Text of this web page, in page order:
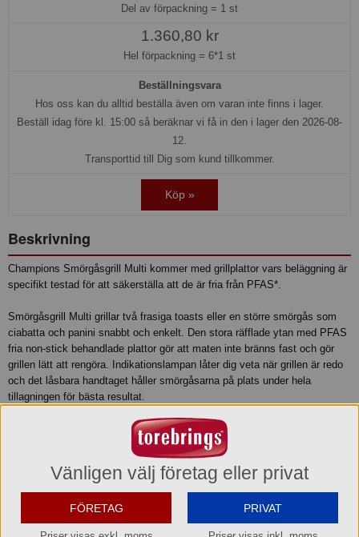
Del av förpackning = 1 st
1.360,80 kr
Hel förpackning = 6*1 st
Beställningsvara
Hos oss kan du alltid beställa även om varan inte finns i lager.
Beställ idag före kl. 15:00 så beräknar vi få in den i lager den 2026-08-
12.
Transporttid till Dig som kund tillkommer.
Köp »
Beskrivning
Champions Smörgåsgrill Multi kommer med grillplattor vars beläggning är
specifikt testad för att säkerställa att de är fria från PFAS*.
Smörgåsgrill Multi grillar två frasiga toasts eller en större smörgås som
ciabatta och panini snabbt och enkelt. Den stora räfflade ytan med PFAS
fria non-stick behandlade plattor gör att maten inte bränns fast och gör
grillen lätt att rengöra. Indikationslampan låter dig veta när grillen är redo
och det låsbara handtaget håller smörgåsarna på plats under hela
tillagningen för bästa resultat.
*Beläggningen är specifikt testad mot all form av fluor, fluor används alltid
i PFAS-sammansättningar. Testerna är gjorda med 50mg/kg som lägsta
mät nivå och inga spår av fluor hittades.
Specifikationer:
• PFAS Fri non-stickbeläggning
Vänligen välj företag eller privat
FÖRETAG PRIVAT